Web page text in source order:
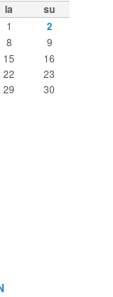
la su
1 2
8
9
15
16
22
23
29
30